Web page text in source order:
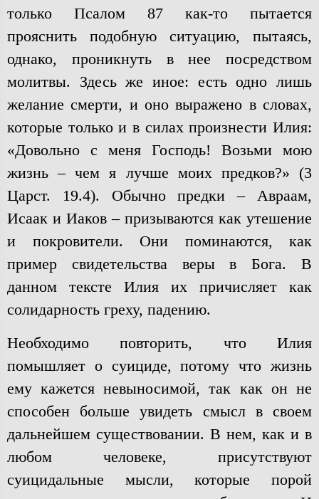
только Псалом 87 как-то пытается
прояснить подобную ситуацию, пытаясь,
однако, проникнуть в нее посредством
молитвы. Здесь же иное: есть одно лишь
желание смерти, и оно выражено в словах,
которые только и в силах произнести Илия:
«Довольно с меня Господь! Возьми мою
жизнь – чем я лучше моих предков?» (3
Царст. 19.4). Обычно предки – Авраам,
Исаак и Иаков – призываются как утешение
и покровители. Они поминаются, как
пример свидетельства веры в Бога. В
данном тексте Илия их причисляет как
солидарность греху, падению.
Необходимо повторить, что Илия
помышляет о суициде, потому что жизнь
ему кажется невыносимой, так как он не
способен больше увидеть смысл в своем
дальнейшем существовании. В нем, как и в
любом человеке, присутствуют
суицидальные мысли, которые порой